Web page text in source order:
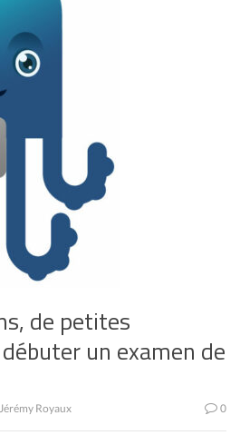
de petites
un examen de
Jérémy Royaux 0